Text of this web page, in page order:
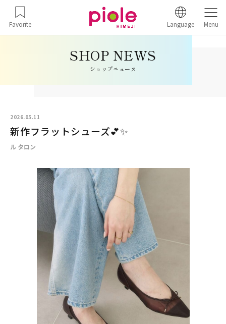
Favorite Language Menu
ショップニュース
2026.05.11
新作フラットシューズ💕✨
ル タロン